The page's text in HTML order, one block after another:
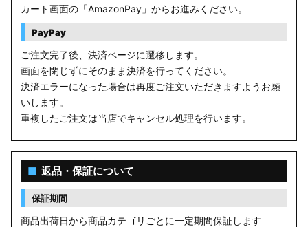
カート画面の「AmazonPay」からお進みください。
PayPay
ご注文完了後、決済ページに遷移します。
画面を閉じずにそのまま決済を行ってください。
決済エラーになった場合は再度ご注文いただきますようお願
いします。
重複したご注文は当店でキャンセル処理を行います。
■ 返品・保証について
保証期間
商品出荷日から商品カテゴリごとに一定期間保証します